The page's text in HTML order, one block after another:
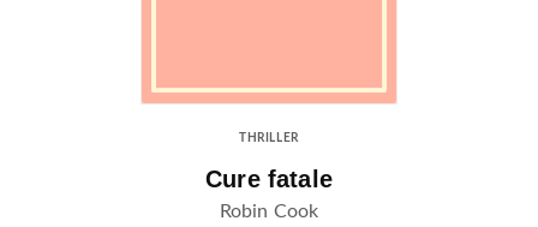
THRILLER
Cure fatale
Robin Cook